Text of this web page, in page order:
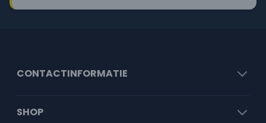
CONTACTINFORMATIE
SHOP